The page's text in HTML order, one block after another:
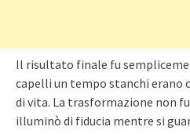
Il risultato finale fu
capelli un tempo stanchi erano
di vita. La trasformazione non
illuminò di fiducia mentre si